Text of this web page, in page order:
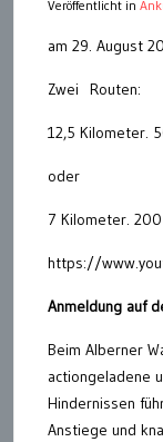
Veröffentlicht in
am 29. August
Zwei Routen:
12,5 Kilometer.
oder
7 Kilometer.
https://
Anmeldung auf
Beim Alberner
actiongeladene
Hindernissen
Anstiege und